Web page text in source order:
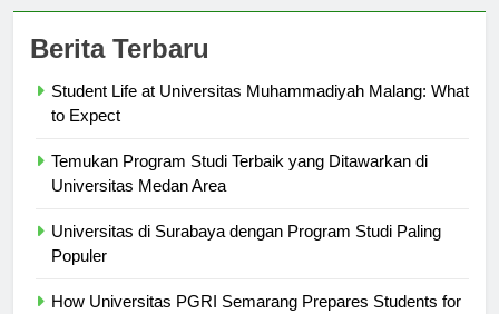
Student Life at Universitas Muhammadiyah Malang: What
Temukan Program Studi Terbaik yang Ditawarkan di
Universitas di Surabaya dengan Program Studi Paling